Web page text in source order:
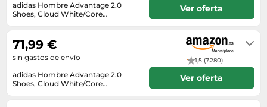
Ropa deportiva y outdoor
Zapatillas de tenis
Zapatillas deportivas
Perfumes de mujer
Placer y anticoncepción
Productos de higiene corporal
Productos para baño y ducha
Media
Microondas
Monitores y pantallas ordenador
Máquinas de afeitar
Playmobil
Relojes
Sneakers
Tejer y crochet
Zapatillas de atletismo
adidas Hombre Advantage 2.0
Shoes, Cloud White/Core
Ver oferta
adidas Hombre Advantage 2.0
Shoes, Cloud White/Core
1,5 (7.280)
71,99 €
sin gastos de envío
Ver oferta